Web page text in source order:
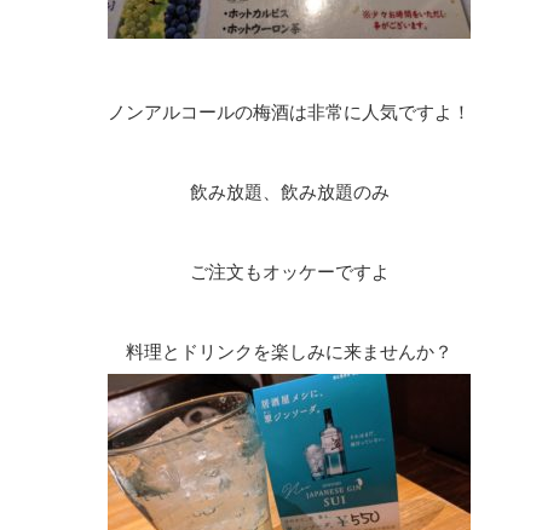
ノンアルコールの梅酒は非常に人気ですよ！
飲み放題、飲み放題のみ
ご注文もオッケーですよ
料理とドリンクを楽しみに来ませんか？